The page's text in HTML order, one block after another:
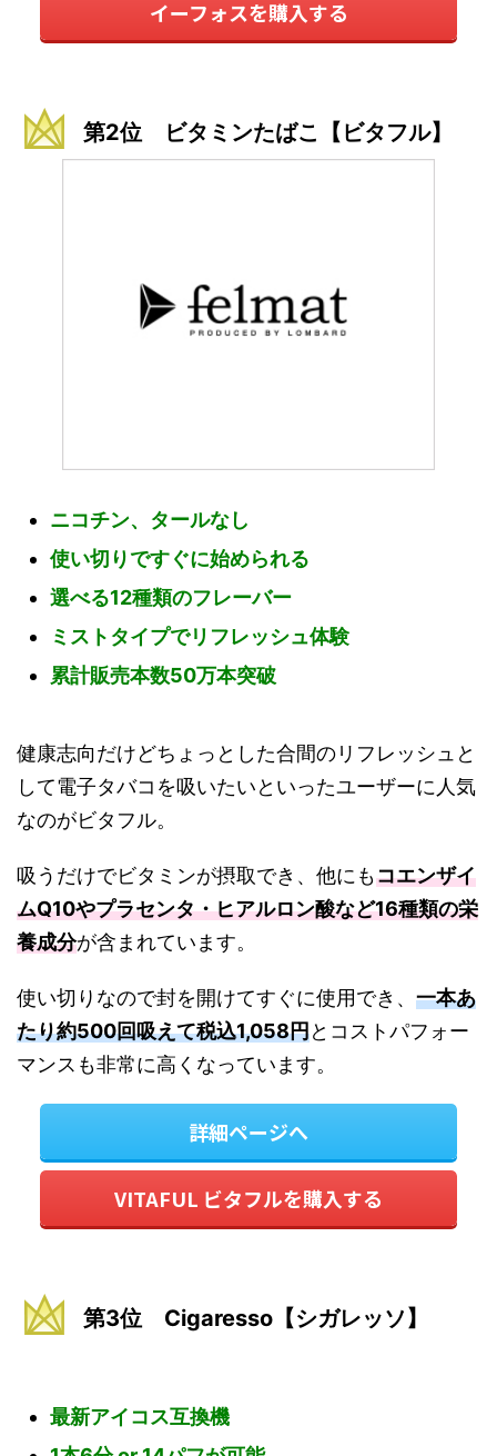
イーフォスを購入する
第2位 ビタミンたばこ【ビタフル】
ニコチン、タールなし
使い切りですぐに始められる
選べる12種類のフレーバー
ミストタイプでリフレッシュ体験
累計販売本数50万本突破
健康志向だけどちょっとした合間のリフレッシュと
して電子タバコを吸いたいといったユーザーに人気
なのがビタフル。
吸うだけでビタミンが摂取でき、他にもコエンザイ
ムQ10やプラセンタ・ヒアルロン酸など16種類の栄
養成分が含まれています。
使い切りなので封を開けてすぐに使用でき、 一本あ
たり約500回吸えて税込1,058円とコストパフォー
マンスも非常に高くなっています。
詳細ページへ
VITAFUL ビタフルを購入する
第3位 Cigaresso【シガレッソ】
最新アイコス互換機